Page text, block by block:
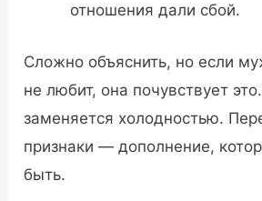
отношения дали сбой.
Сложно объяснить, но если
не любит, она почувствует
заменяется холодностью.
признаки — дополнение,
быть.